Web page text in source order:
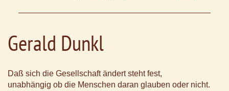
Gerald Dunkl
Daß sich die Gesellschaft ändert steht fest,
unabhängig ob die Menschen daran glauben oder nicht.